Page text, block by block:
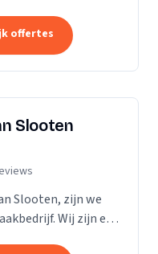
alle vervuiling...
offertes
Slooten
Slooten, zijn we
Wij zijn een